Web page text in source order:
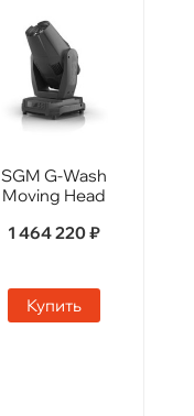
SGM G-Wash
Moving Head
1 464 220 ₽
Купить